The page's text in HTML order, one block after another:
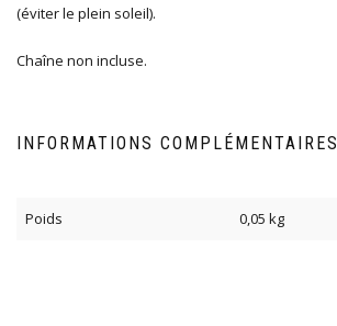
(éviter le plein soleil).
Chaîne non incluse.
INFORMATIONS COMPLÉMENTAIRES
Poids 0,05 kg